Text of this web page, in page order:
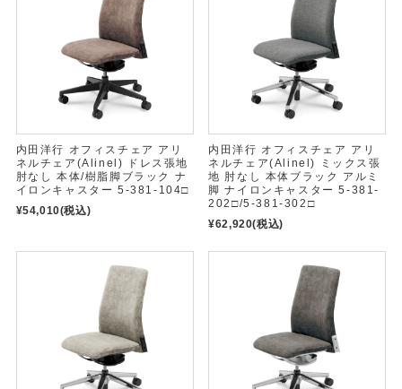
内田洋行 オフィスチェア アリ
ネルチェア(Alinel) ドレス張地
肘なし 本体/樹脂脚ブラック ナ
イロンキャスター 5-381-104□
¥54,010(税込)
内田洋行 オフィスチェア アリ
ネルチェア(Alinel) ミックス張
地 肘なし 本体ブラック アルミ
脚 ナイロンキャスター 5-381-
202□/5-381-302□
¥62,920(税込)